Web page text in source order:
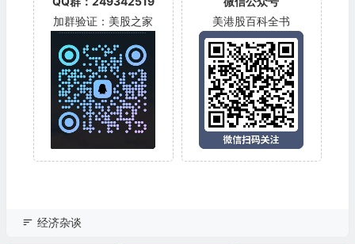
加群验证：美股之家
美港股百科全书
经济杂谈